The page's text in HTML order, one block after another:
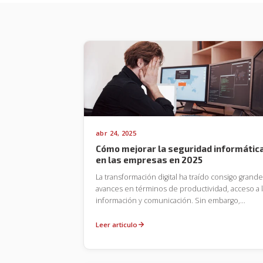
abr 24, 2025
Cómo mejorar la seguridad
en las empresas en 2025
La transformación digital ha traído consigo
avances en términos de productividad, acceso a
información y comunicación. Sin embargo,
los ataques cibernéticos. Las empresas de todos
Leer articulo